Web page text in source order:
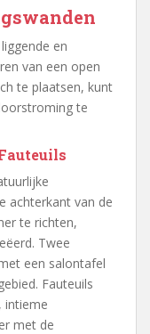
en
van een open
te plaatsen, kunt
te
achterkant van de
te richten,
Twee
een salontafel
Fauteuils
intieme
met de